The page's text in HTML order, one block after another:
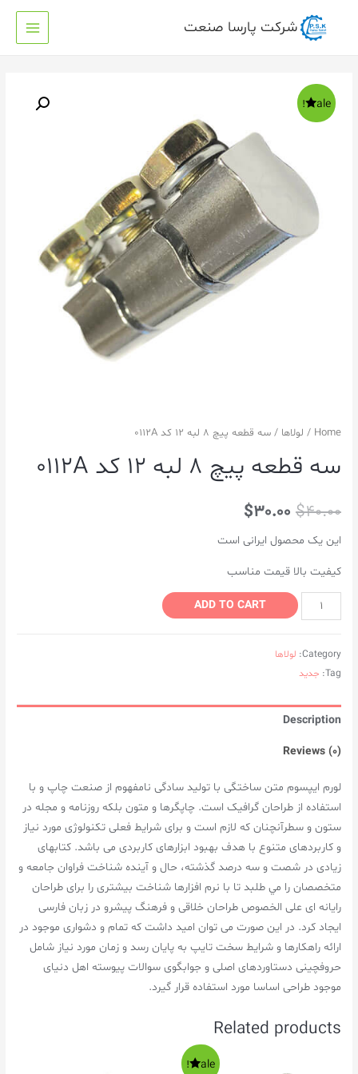
شرکت پارسا صنعت
Sale!
Home
/ لولاها / سه قطعه پیچ ۸ لبه ۱۲ کد ۰۱۱۲A
سه قطعه پیچ ۸ لبه ۱۲ کد ۰۱۱۲A
$40.00
$30.00
این یک محصول ایرانی است
کیفیت بالا قیمت مناسب
ADD TO CART
Category: لولاها
Tag: جدید
Description
Reviews (0)
لورم ايپسوم متن ساختگی با توليد سادگی نامفهوم از صنعت چاپ و با
استفاده از طراحان گرافيک است. چاپگرها و متون بلکه روزنامه و مجله در
ستون و سطرآنچنان که لازم است و برای شرايط فعلی تکنولوژی مورد نياز
و کاربردهای متنوع با هدف بهبود ابزارهای کاربردی می باشد. کتابهای
زيادی در شصت و سه درصد گذشته، حال و آينده شناخت فراوان جامعه و
متخصصان را مي طلبد تا با نرم افزارها شناخت بيشتری را برای طراحان
رايانه ای علی الخصوص طراحان خلاقی و فرهنگ پيشرو در زبان فارسی
ايجاد کرد. در اين صورت می توان اميد داشت که تمام و دشواری موجود در
ارائه راهکارها و شرايط سخت تايپ به پايان رسد و زمان مورد نياز شامل
حروفچينی دستاوردهای اصلی و جوابگوی سوالات پيوسته اهل دنيای
موجود طراحی اساسا مورد استفاده قرار گيرد.
Related products
Sale!